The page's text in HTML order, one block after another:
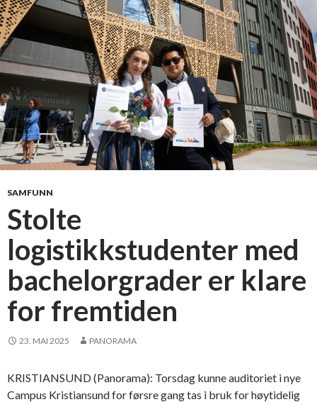
S
c
-
k
a
n
d
i
d
a
r
a
Ø
O
G
SAMFUNN
Stolte
logistikkstudenter med
bachelorgrader er klare
for fremtiden
23. MAI 2025 PANORAMA
KRISTIANSUND (Panorama): Torsdag kunne auditoriet i nye
Campus Kristiansund for førsre gang tas i bruk for høytidelig